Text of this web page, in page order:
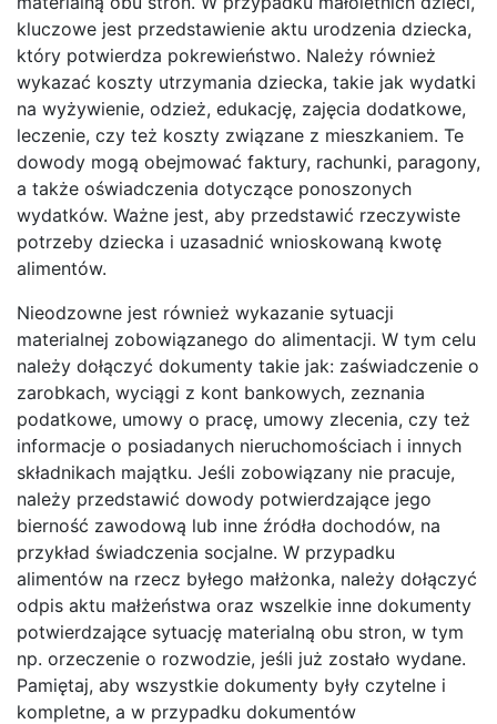
kluczowe jest przedstawienie aktu urodzenia dziecka,
który potwierdza pokrewieństwo. Należy również
wykazać koszty utrzymania dziecka, takie jak wydatki
na wyżywienie, odzież, edukację, zajęcia dodatkowe,
leczenie, czy też koszty związane z mieszkaniem. Te
dowody mogą obejmować faktury, rachunki, paragony,
a także oświadczenia dotyczące ponoszonych
wydatków. Ważne jest, aby przedstawić rzeczywiste
potrzeby dziecka i uzasadnić wnioskowaną kwotę
alimentów.
Nieodzowne jest również wykazanie sytuacji
materialnej zobowiązanego do alimentacji. W tym celu
należy dołączyć dokumenty takie jak: zaświadczenie o
zarobkach, wyciągi z kont bankowych, zeznania
podatkowe, umowy o pracę, umowy zlecenia, czy też
informacje o posiadanych nieruchomościach i innych
składnikach majątku. Jeśli zobowiązany nie pracuje,
należy przedstawić dowody potwierdzające jego
bierność zawodową lub inne źródła dochodów, na
przykład świadczenia socjalne. W przypadku
alimentów na rzecz byłego małżonka, należy dołączyć
odpis aktu małżeństwa oraz wszelkie inne dokumenty
potwierdzające sytuację materialną obu stron, w tym
np. orzeczenie o rozwodzie, jeśli już zostało wydane.
Pamiętaj, aby wszystkie dokumenty były czytelne i
kompletne, a w przypadku dokumentów